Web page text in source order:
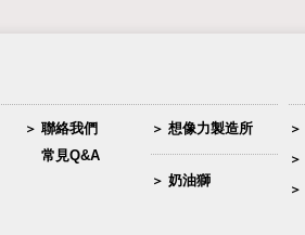
聯絡我們
常見Q&A
想像力製造所
奶油獅